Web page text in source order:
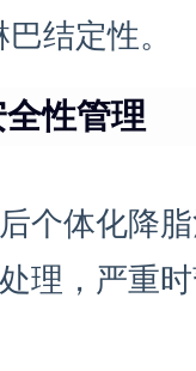
结定性。
性管理
个体化降
理，严重